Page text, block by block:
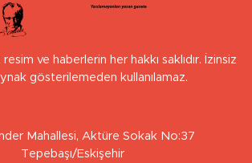
ve haberlerin her hakkı saklıdır. İzinsiz
gösterilemeden kullanılamaz.
Mahallesi, Aktüre Sokak No:37
Tepebaşı/Eskişehir